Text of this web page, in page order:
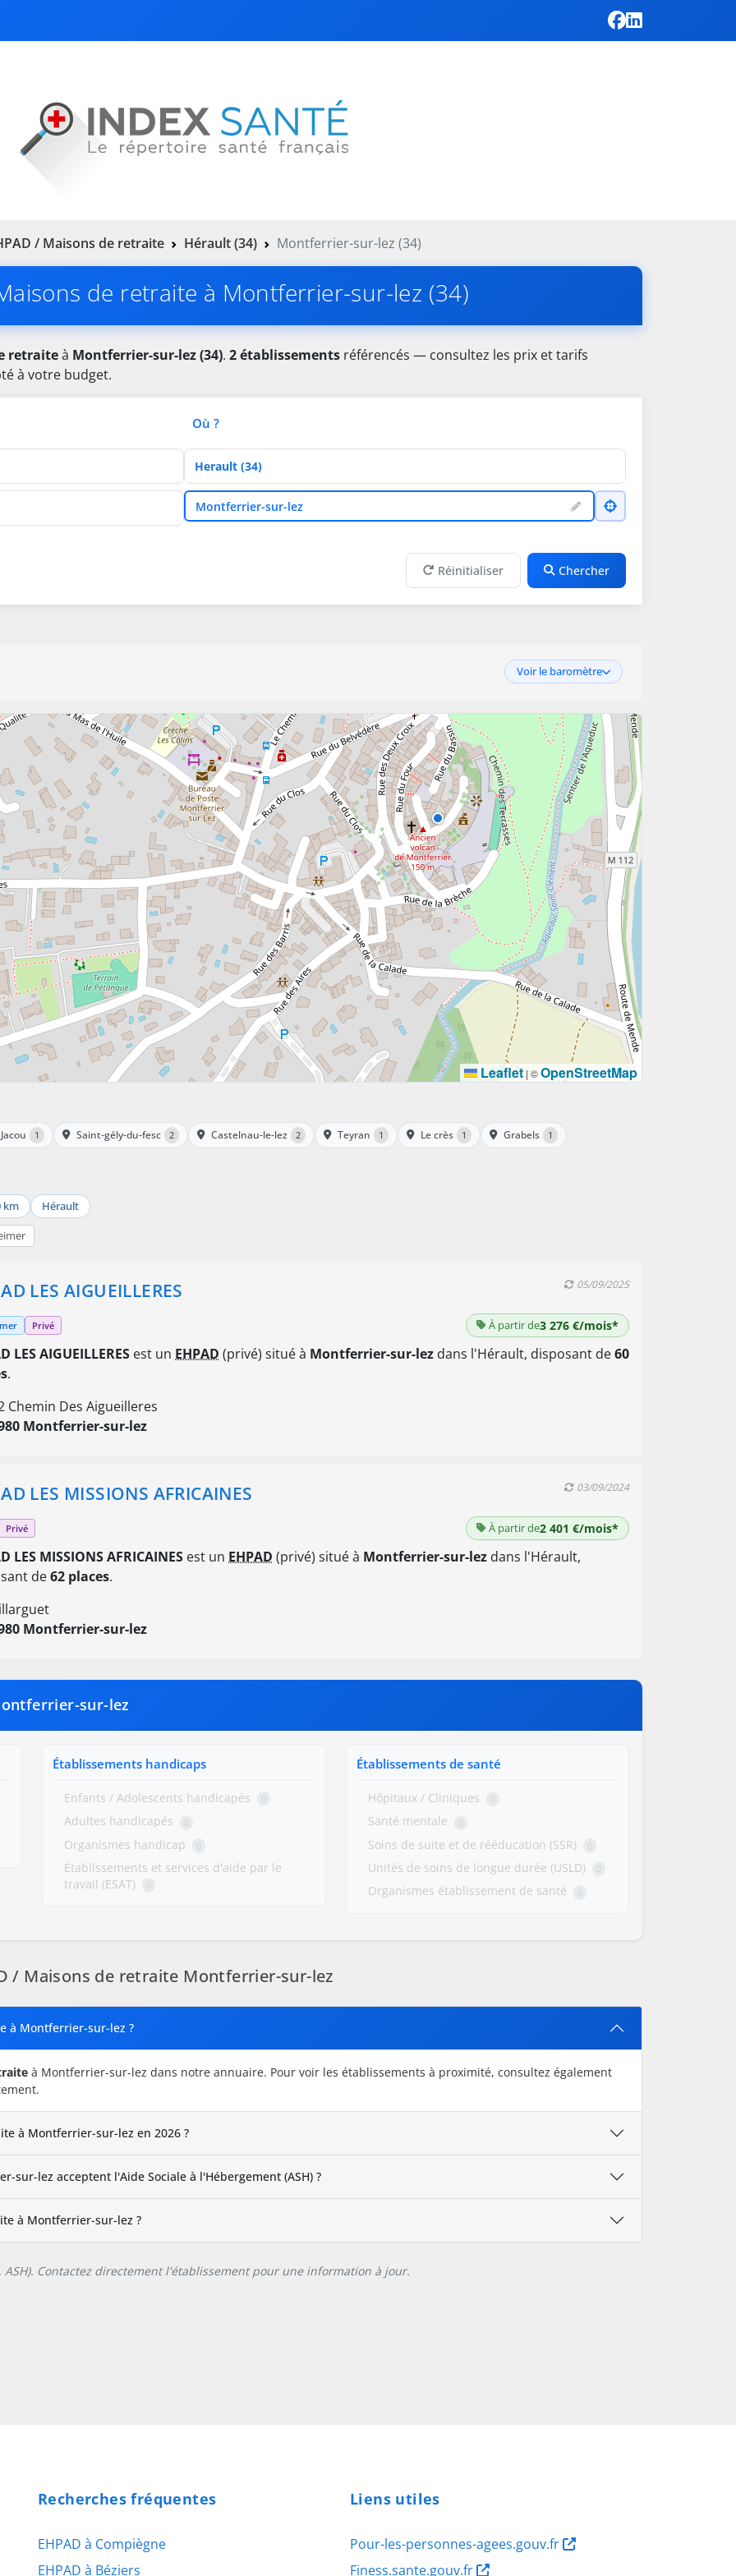
/ Maisons de retraite Hérault (34) Montferrier-sur-lez (34)
de retraite à Montferrier-sur-lez (34)
retraiteà Montferrier-sur-lez (34). 2 établissements référencés — consultez les prix et tarifs
à votre budget.
Où ?
Département
VilleMontferrier-sur-lez
Réinitialiser Chercher
Voir le baromètre
Leaflet |©OpenStreetMap
Jacou 1 Saint-gély-du-fesc 2 Castelnau-le-lez 2 Teyran 1 Le crès 1 Grabels 1
km Hérault
LES AIGUEILLERES 05/09/2025
Privé À partir de3 276 €/mois*
LES AIGUEILLERES est un EHPAD (privé) situé à Montferrier-sur-lez dans l'Hérault, disposant de60
.
Chemin Des Aigueilleres
Montferrier-sur-lez
LES MISSIONS AFRICAINES 03/09/2024
Privé À partir de2 401 €/mois*
LES MISSIONS AFRICAINES est un EHPAD (privé) situé à Montferrier-sur-lez dans l'Hérault,
de62 places.
Montferrier-sur-lez
sur-lez
Établissements handicaps
Enfants / Adolescents handicapés 0
Adultes handicapés 0
Organismes handicap 0
Établissements et services d'aide par le
travail (ESAT)
0
Établissements de santé
Hôpitaux / Cliniques 0
Santé mentale 0
Soins de suite et de rééducation (SSR) 0
Unités de soins de longue durée (USLD) 0
Organismes établissement de santé 0
/ Maisons de retraite Montferrier-sur-lez
à Montferrier-sur-lez ?
à Montferrier-sur-lez dans notre annuaire. Pour voir les établissements à proximité, consultez également
à Montferrier-sur-lez en 2026 ?
sur-lez acceptent l'Aide Sociale à l'Hébergement (ASH) ?
à Montferrier-sur-lez ?
Contactez directement l'établissement pour une information à jour.
Recherches fréquentes
EHPAD à Compiègne
EHPAD à Béziers
Liens utiles
Pour-les-personnes-agees.gouv.fr
Finess.sante.gouv.fr